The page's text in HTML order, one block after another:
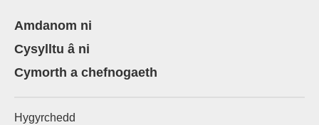
Amdanom ni
Cysylltu â ni
Cymorth a chefnogaeth
Hygyrchedd